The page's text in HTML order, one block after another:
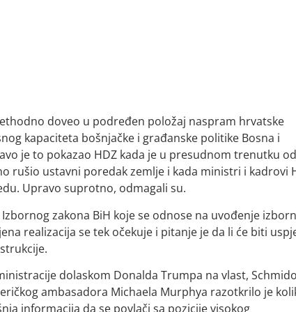
doveo u podređen položaj naspram hrvatske
kapaciteta bošnjačke i građanske politike Bosna i
je to pokazao HDZ kada je u presudnom trenutku
rušio ustavni poredak zemlje i kada ministri i kadrovi
Upravo suprotno, odmagali su.
zakona BiH koje se odnose na uvođenje
realizacija se tek očekuje i pitanje je da li će biti
dolaskom Donalda Trumpa na vlast,
ambasadora Michaela Murphya razotkrilo je
informacija da se povlači sa pozicije visokog